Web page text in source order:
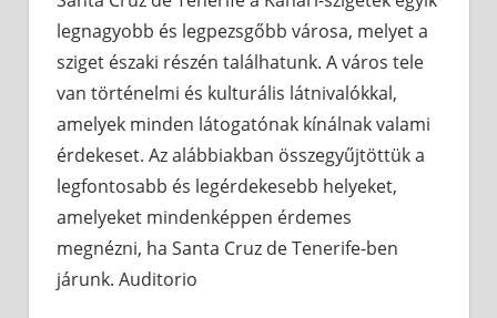
legnagyobb és legpezsgőbb városa, melyet a
sziget északi részén találhatunk. A város tele
van történelmi és kulturális látnivalókkal,
amelyek minden látogatónak kínálnak valami
érdekeset. Az alábbiakban összegyűjtöttük a
legfontosabb és legérdekesebb helyeket,
amelyeket mindenképpen érdemes
megnézni, ha Santa Cruz de Tenerife-ben
járunk. Auditorio